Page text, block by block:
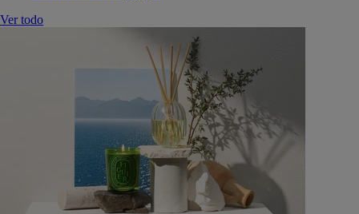
Ver todo